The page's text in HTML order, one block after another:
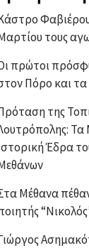
τους
πρώτοι
Πόρο και
της
Τα
Έδρα
Μέθανα